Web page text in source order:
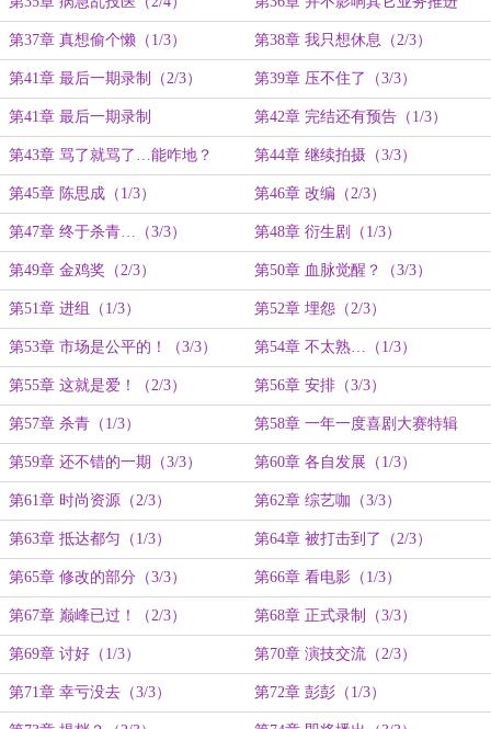
（3/3）
第37章 真想偷个懒（1/3） 第38章 我只想休息（2/3）
第41章 最后一期录制（2/3） 第39章 压不住了（3/3）
第41章 最后一期录制 第42章 完结还有预告（1/3）
第43章 骂了就骂了…能咋地？
（2/3）
第44章 继续拍摄（3/3）
第45章 陈思成（1/3） 第46章 改编（2/3）
第47章 终于杀青…（3/3） 第48章 衍生剧（1/3）
第49章 金鸡奖（2/3） 第50章 血脉觉醒？（3/3）
第51章 进组（1/3） 第52章 埋怨（2/3）
第53章 市场是公平的！（3/3） 第54章 不太熟…（1/3）
第55章 这就是爱！（2/3） 第56章 安排（3/3）
第57章 杀青（1/3） 第58章 一年一度喜剧大赛特辑
（2/3）
第59章 还不错的一期（3/3） 第60章 各自发展（1/3）
第61章 时尚资源（2/3） 第62章 综艺咖（3/3）
第63章 抵达都匀（1/3） 第64章 被打击到了（2/3）
第65章 修改的部分（3/3） 第66章 看电影（1/3）
第67章 巅峰已过！（2/3） 第68章 正式录制（3/3）
第69章 讨好（1/3） 第70章 演技交流（2/3）
第71章 幸亏没去（3/3） 第72章 彭彭（1/3）